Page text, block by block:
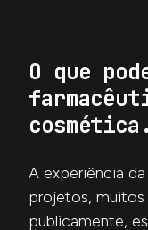
O que
cosmética .
A experiência
projetos,
publicamente,